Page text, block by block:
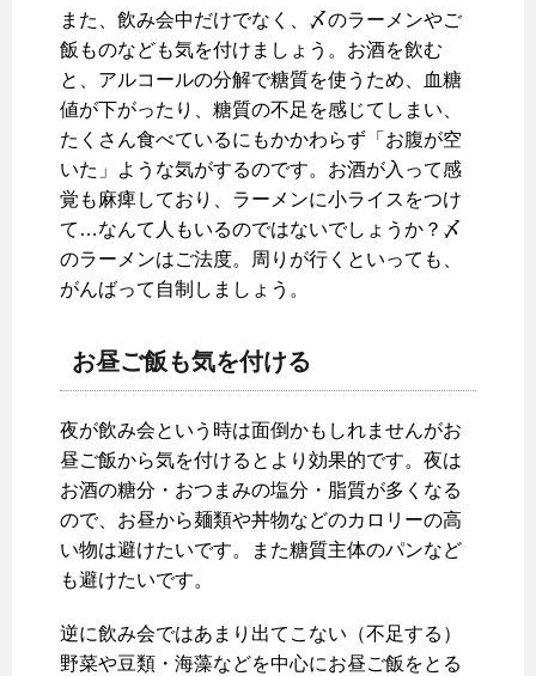
また、飲み会中だけでなく、〆のラーメンやご
飯ものなども気を付けましょう。お酒を飲む
と、アルコールの分解で糖質を使うため、血糖
値が下がったり、糖質の不足を感じてしまい、
たくさん食べているにもかかわらず「お腹が空
いた」ような気がするのです。お酒が入って感
覚も麻痺しており、ラーメンに小ライスをつけ
て…なんて人もいるのではないでしょうか？〆
のラーメンはご法度。周りが行くといっても、
がんばって自制しましょう。
お昼ご飯も気を付ける
夜が飲み会という時は面倒かもしれませんがお
昼ご飯から気を付けるとより効果的です。夜は
お酒の糖分・おつまみの塩分・脂質が多くなる
ので、お昼から麺類や丼物などのカロリーの高
い物は避けたいです。また糖質主体のパンなど
も避けたいです。
逆に飲み会ではあまり出てこない（不足する）
野菜や豆類・海藻などを中心にお昼ご飯をとる